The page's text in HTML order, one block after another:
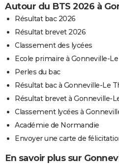
Autour du BTS 2026 à
Résultat bac 2026
Résultat brevet 2026
Classement des lycées
Ecole primaire à Gonneville-
Perles du bac
Résultat bac à Gonneville-Le
Résultat brevet à Gonneville-
Classement lycées à
Académie de Normandie
Envoyer une carte de
En savoir plus sur